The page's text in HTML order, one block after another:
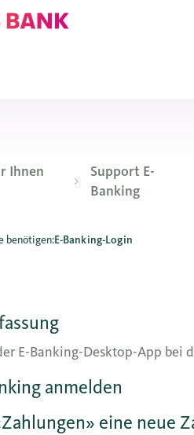
Ihnen
Support E-
Banking
so markieren,
benötigen:E-Banking-Login
E-Banking-Desktop-App bei
anmelden
eine neue